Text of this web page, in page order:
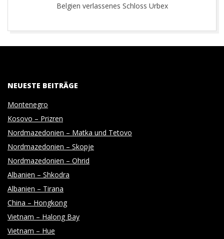
P
H
O
T
O
G
R
A
Belgien verlassenes Schloss Urbex
NEUESTE BEITRÄGE
Montenegro
Kosovo – Prizren
Nordmazedonien – Matka und Tetovo
Nordmazedonien – Skopje
Nordmazedonien – Ohrid
Albanien – Shkodra
Albanien – Tirana
China – Hongkong
Vietnam – Halong Bay
Vietnam – Hue